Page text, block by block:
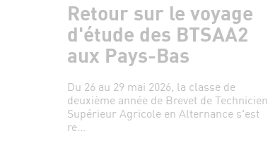
Retour sur le voyage
d'étude des BTSAA2
aux Pays-Bas
Du 26 au 29 mai 2026, la classe de
deuxième année de Brevet de Technicien
Supérieur Agricole en Alternance s'est
re...